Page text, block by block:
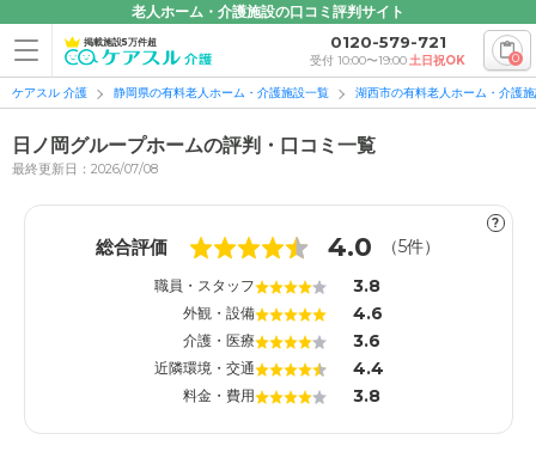
老人ホーム・介護施設の口コミ評判サイト
掲載施設5万件超 0120-579-721
受付 10:00〜19:00土日祝OK 0
ケアスル 介護 静岡県の有料老人ホーム・介護施設一覧 湖西市の有料老人ホーム・介護
日ノ岡グループホームの評判・口コミ一覧
最終更新日：2026/07/08
?
総合評価 4.0 （5件）
職員・スタッフ 3.8
外観・設備 4.6
介護・医療 3.6
近隣環境・交通 4.4
料金・費用 3.8